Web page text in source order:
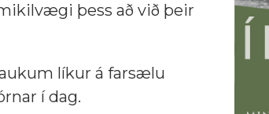
þess að við þeir
líkur á farsælu
í dag.